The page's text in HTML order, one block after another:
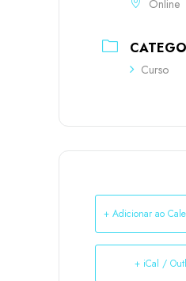
Online
Curso
+ Adicionar ao
+ iCal /